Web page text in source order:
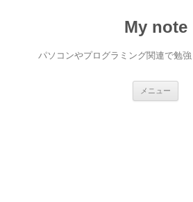
My note
パソコンやプログラミング関連で勉
メニュー